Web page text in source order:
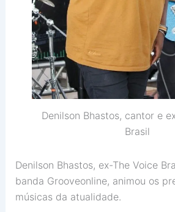
Denilson Bhastos, cantor e
Brasil
Denilson Bhastos, ex-The Voice
banda Grooveonline, animou os
músicas da atualidade.